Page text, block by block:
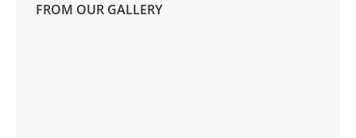
FROM OUR GALLERY